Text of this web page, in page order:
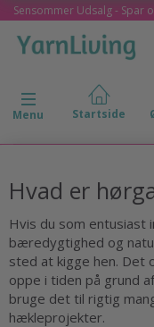
Sensommer Udsalg - Spar
Skifte navigation
Menu
Hvad er
Hvis du som entusiast
bæredygtighed og
sted at kigge hen. Det
oppe i tiden på grund
bruge det til rigtig
hækleprojekter.